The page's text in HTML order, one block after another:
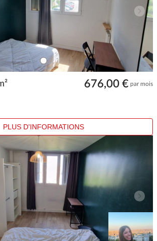
ITEM
676,00 € par mois
PLUS D'INFORMATIONS